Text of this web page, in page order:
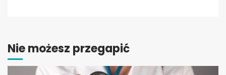
Nie możesz przegapić